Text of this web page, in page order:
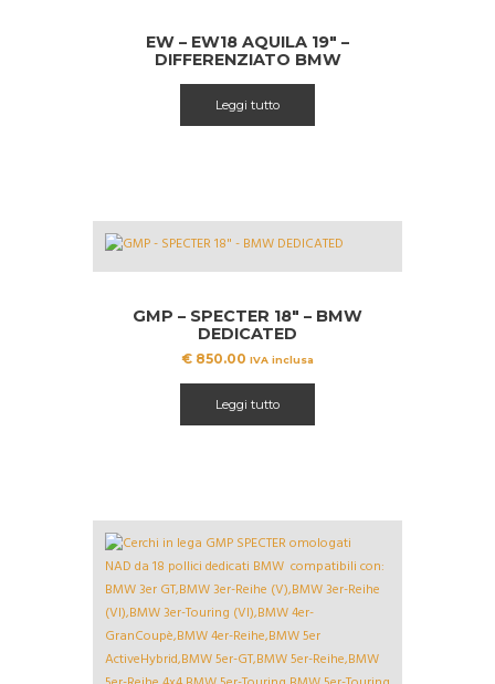
EW – EW18 AQUILA 19″ –
DIFFERENZIATO BMW
Leggi tutto
GMP – SPECTER 18″ – BMW
DEDICATED
€ 850.00 IVA inclusa
Leggi tutto